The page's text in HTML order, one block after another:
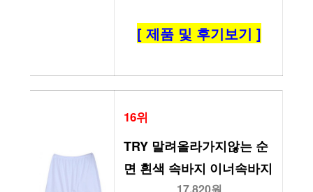
[ 제품 및 후기보기 ]
16위
TRY 말려올라가지않는 순
면 흰색 속바지 이너속바지